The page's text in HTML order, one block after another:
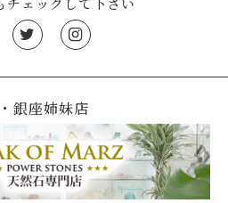
銀座姉妹店